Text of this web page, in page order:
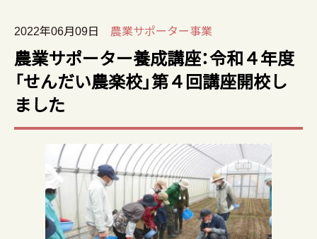
2022年06月09日 農業サポーター事業
農業サポーター養成講座：令和４年度
「せんだい農楽校」第４回講座開校し
ました